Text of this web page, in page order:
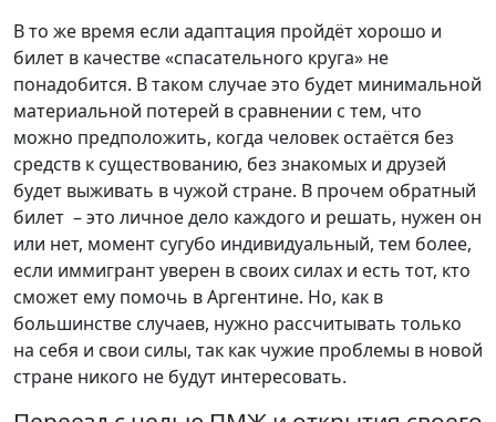
В то же время если адаптация пройдёт хорошо и
билет в качестве «спасательного круга» не
понадобится. В таком случае это будет минимальной
материальной потерей в сравнении с тем, что
можно предположить, когда человек остаётся без
средств к существованию, без знакомых и друзей
будет выживать в чужой стране. В прочем обратный
билет – это личное дело каждого и решать, нужен он
или нет, момент сугубо индивидуальный, тем более,
если иммигрант уверен в своих силах и есть тот, кто
сможет ему помочь в Аргентине. Но, как в
большинстве случаев, нужно рассчитывать только
на себя и свои силы, так как чужие проблемы в новой
стране никого не будут интересовать.